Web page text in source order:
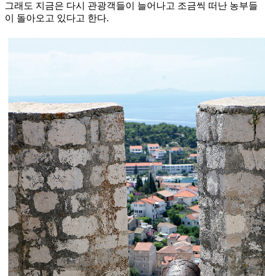
그래도 지금은 다시 관광객들이 늘어나고 조금씩 떠난 농부들
이 돌아오고 있다고 한다.